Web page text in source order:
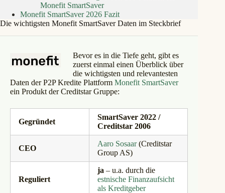
Monefit SmartSaver
Monefit SmartSaver 2026 Fazit
Die wichtigsten Monefit SmartSaver Daten im Steckbrief
Bevores in die Tiefe geht, gibt es
zuerst einmal einen Überblick über
die wichtigsten und relevantesten
Daten der P2P Kredite Plattform Monefit SmartSaver
ein Produkt der Creditstar Gruppe:
Gegründet
SmartSaver 2022 /
Creditstar 2006
CEO
Aaro Sosaar(Creditstar
Group AS)
Reguliert
ja – u.a. durch die
estnische Finanzaufsicht
als Kreditgeber